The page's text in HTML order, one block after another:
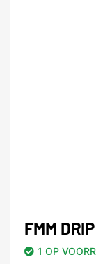
FMM
1 OP